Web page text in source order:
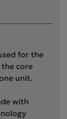
for the
the core
unit.
with